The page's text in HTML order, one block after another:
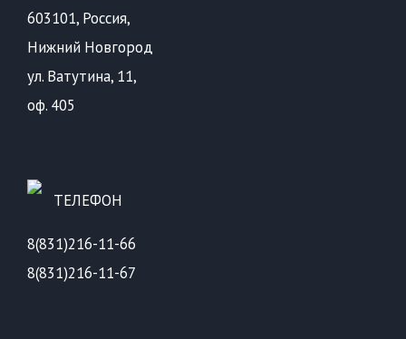
603101, Россия,
Нижний Новгород
ул. Ватутина, 11,
оф. 405
ТЕЛЕФОН
8(831)216-11-66
8(831)216-11-67